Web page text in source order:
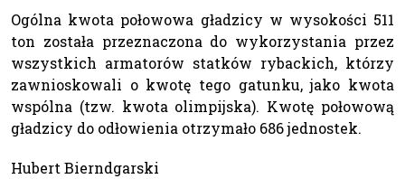
Ogólna kwota połowowa gładzicy w wysokości 511
ton została przeznaczona do wykorzystania przez
wszystkich armatorów statków rybackich, którzy
zawnioskowali o kwotę tego gatunku, jako kwota
wspólna (tzw. kwota olimpijska). Kwotę połowową
gładzicy do odłowienia otrzymało 686 jednostek.
Hubert Bierndgarski